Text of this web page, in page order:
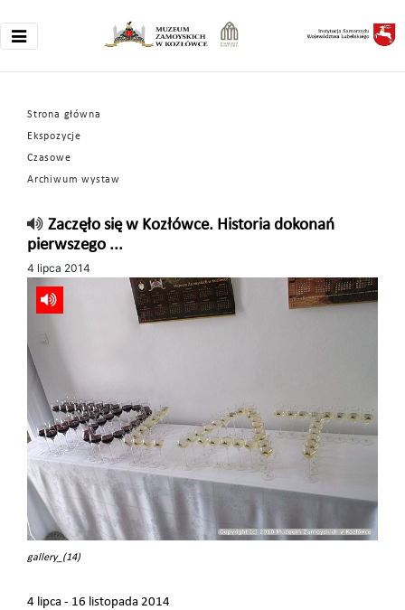
Strona główna
Ekspozycje
Czasowe
Archiwum wystaw
Zaczęło się w Kozłówce. Historia dokonań
pierwszego ...
4 lipca 2014
gallery_(14)
4 lipca - 16 listopada 2014